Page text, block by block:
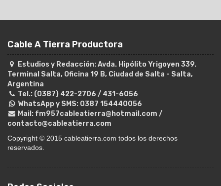
Cable A Tierra Productora
Estudios y Redacción:Avda. Hipólito Yrigoyen 339.
Terminal Salta, Oficina 19 B, Ciudad de Salta - Salta,
Argentina
Tel.: (0387) 422-2706 / 431-6056
WhatsApp y SMS: 0387 154440056
Mail: fm957cableatierra@hotmail.com /
contacto@cableatierra.com
Copyright © 2015 cableatierra.com todos los derechos
reservados.